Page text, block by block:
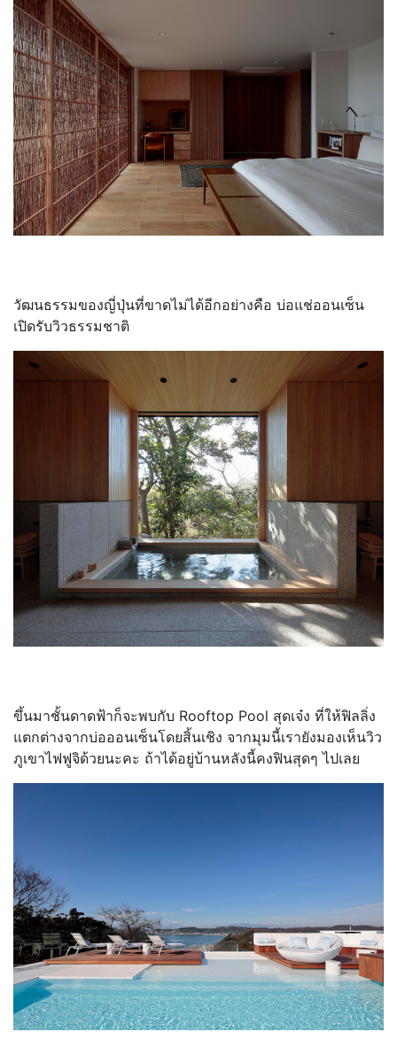
วัฒนธรรมของญี่ปุ่นที่ขาดไม่ได้อีกอย่างคือ บ่อแช่ออนเซ็น
เปิดรับวิวธรรมชาติ
ขึ้นมาชั้นดาดฟ้าก็จะพบกับ Rooftop Pool สุดเจ๋ง ที่ให้ฟิลลิ่ง
แตกต่างจากบ่อออนเซ็นโดยสิ้นเชิง จากมุมนี้เรายังมองเห็นวิว
ภูเขาไฟฟูจิด้วยนะคะ ถ้าได้อยู่บ้านหลังนี้คงฟินสุดๆ ไปเลย